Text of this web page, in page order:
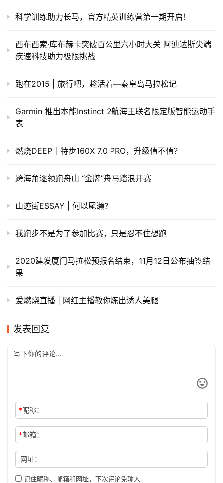
科学训练助力长马，官方精英训练营第一期开启！
西布西索·库布赫卡突破百公里六小时大关 阿迪达斯尖端
疾速科技助力极限挑战
跑在2015 | 旅行吧，趁活着—秦皇岛马拉松记
Garmin 推出本能Instinct 2航海王联名限定版智能运动手
表
燃烧DEEP｜特步160X 7.0 PRO，升级值不值？
跨海角逐领跑舟山 “金牌”舟马踏浪开赛
山迹街ESSAY | 何以尾濑?
我跑步不是为了参加比赛，只是忍不住想跑
2020建发厦门马拉松预报名结束，11月12日公布抽签结
果
爱燃烧直播 | 网红主播教你炼出诱人美腿
发表回复
*昵称：
*邮箱：
网址：
记住昵称、邮箱和网址，下次评论免输入